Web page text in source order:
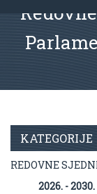
KATEGORIJE
REDOVNE
2026. - 2030.